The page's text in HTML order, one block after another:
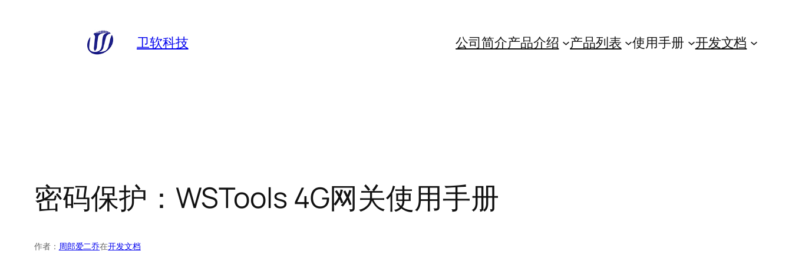
卫软科技 公司简介产品介绍 产品列表 使用手册 开发文档
密码保护：WSTools 4G网关使用手册
作者： 周郎爱二乔在开发文档